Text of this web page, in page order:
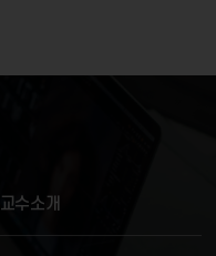
교수소개